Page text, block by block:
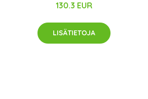
130.3 EUR
LISÄTIETOJA